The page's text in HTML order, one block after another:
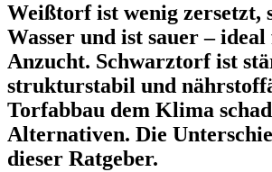
Weißtorf ist wenig zersetzt,
Wasser und ist sauer –
Anzucht. Schwarztorf ist
strukturstabil und
Torfabbau dem Klima
Alternativen. Die
dieser Ratgeber.